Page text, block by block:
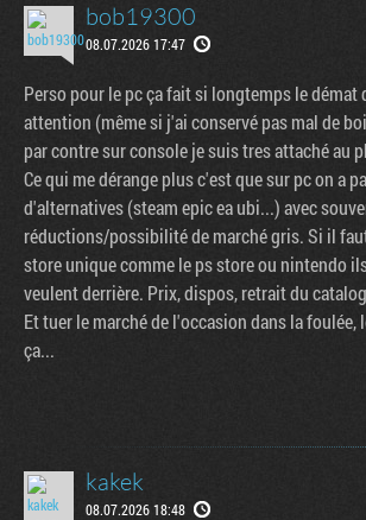
bob19300
08.07.2026 17:47
Perso pour le pc ça fait si longtemps le démat
attention (même si j'ai conservé pas mal de
par contre sur console je suis tres attaché au
Ce qui me dérange plus c'est que sur pc on a
d'alternatives (steam epic ea ubi...) avec
réductions/possibilité de marché gris. Si il
store unique comme le ps store ou nintendo
veulent derrière. Prix, dispos, retrait du
Et tuer le marché de l'occasion dans la foulée,
ça...
kakek
08.07.2026 18:48